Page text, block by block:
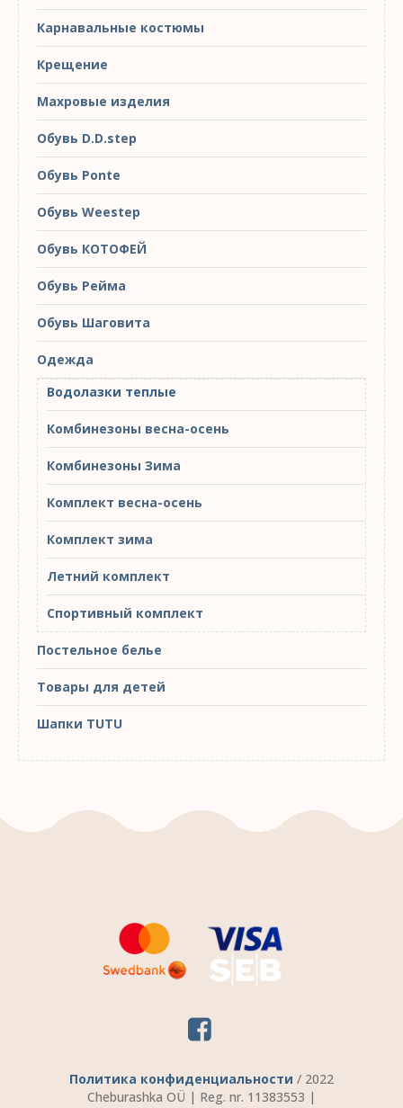
Карнавальные костюмы
Крещение
Махровые изделия
Обувь D.D.step
Обувь Ponte
Обувь Weestep
Обувь КОТОФЕЙ
Обувь Рейма
Обувь Шаговита
Одежда
Водолазки теплые
Комбинезоны весна-осень
Комбинезоны Зима
Комплект весна-осень
Комплект зима
Летний комплект
Спортивный комплект
Постельное белье
Товары для детей
Шапки TUTU
Политика конфиденциальности / 2022
Cheburashka OÜ | Reg. nr. 11383553 |